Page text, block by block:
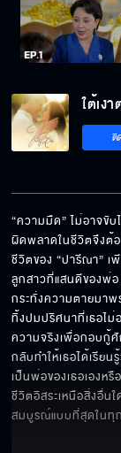
ใต้เง
ติ
“ความมืด” ไม่อาจขั
ผิดพลาดในชีวิตจึงต้อ
ชีวิตของ “ปารีณา” เ
ลูกสาวที่แสนดีของพ่อ
กระทั่งความตายมาพ
ทิ้งปมปริศนาที่เธอไม่
ความจริงเพื่อกอบกู้
กลับทำให้เธอได้เรีย
เป็นพ่อของเธอเองห
ชีวิตอิสระเหนือสิ่งอื่น
สมบูรณ์แบบที่สุดในทุ